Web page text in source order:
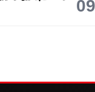
09